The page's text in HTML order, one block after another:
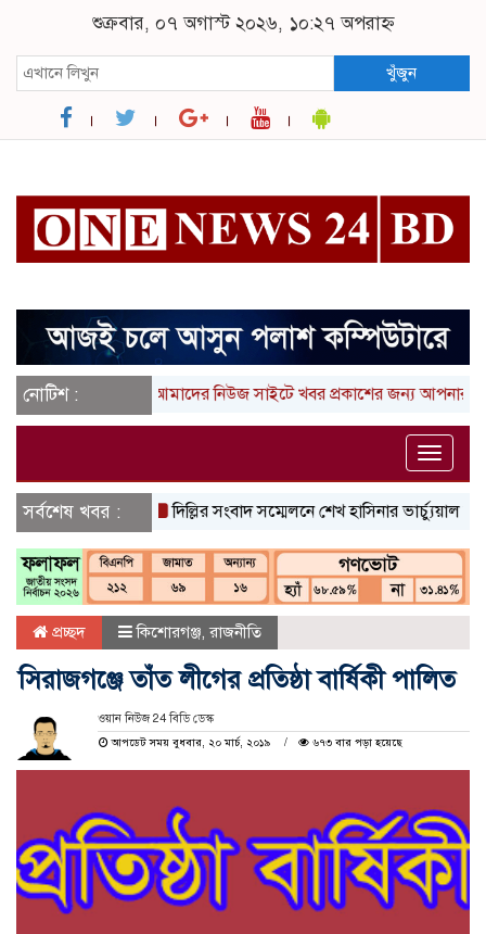
শুক্রবার, ০৭ অগাস্ট ২০২৬, ১০:২৭ অপরাহ্ন
খুঁজুন
নোটিশ : আমাদের নিউজ সাইটে খবর প্রকাশের জন্য আপনার লিখা
Toggle
সর্বশেষ খবর :দিল্লির সংবাদ সম্মেলনে শেখ হাসিনার ভার্চ্যুয়াল বক্তব্যে
প্রচ্ছদ কিশোরগঞ্জ, রাজনীতি
সিরাজগঞ্জে তাঁত লীগের প্রতিষ্ঠা বার্ষিকী পালিত
ওয়ান নিউজ 24 বিডি ডেস্ক
আপডেট সময় বুধবার, ২০ মার্চ, ২০১৯
৬৭৩ বার পড়া হয়েছে